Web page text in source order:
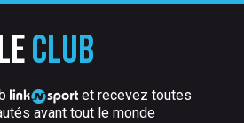
club
et recevez toutes
avant tout le monde